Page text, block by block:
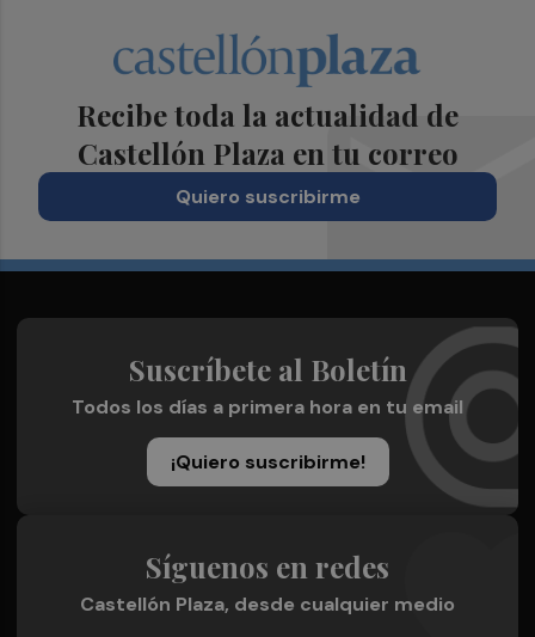
Recibe toda la actualidad de
Castellón Plaza en tu correo
Quiero suscribirme
Suscríbete al Boletín
Todos los días a primera hora en tu email
¡Quiero suscribirme!
Síguenos en redes
Castellón Plaza, desde cualquier medio